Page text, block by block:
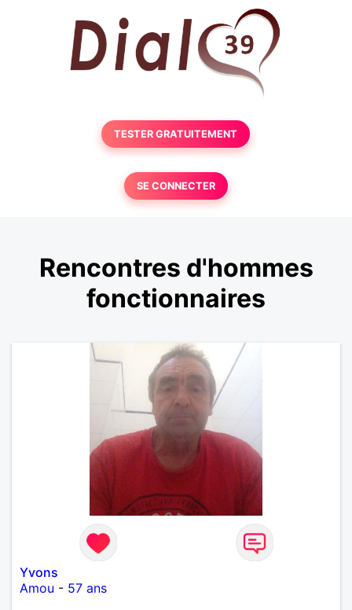
TESTER GRATUITEMENT
SE CONNECTER
Rencontres d'hommes
fonctionnaires
Yvons
Amou - 57 ans